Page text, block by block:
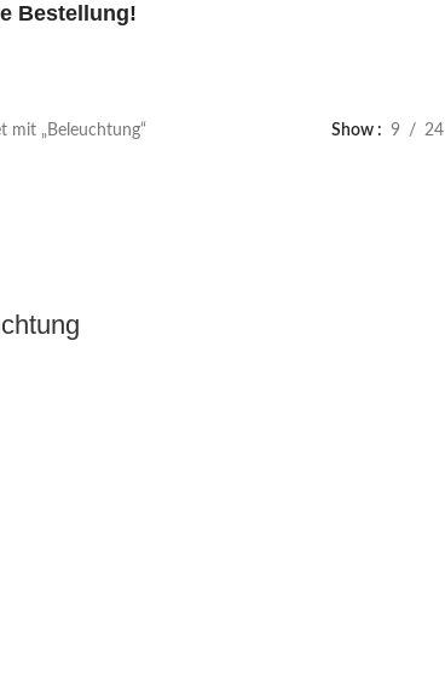
Bestellung!
mit „Beleuchtung“ Show 9 24